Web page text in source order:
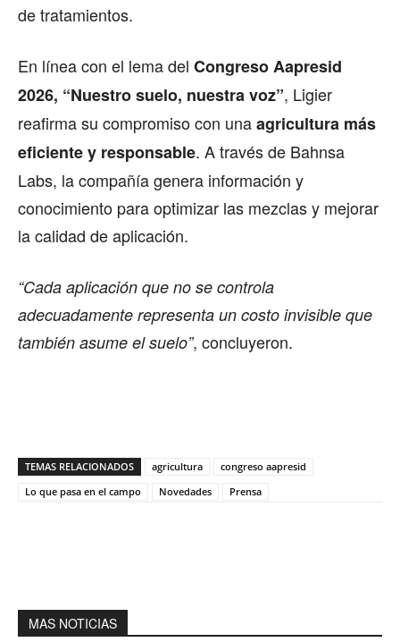
de tratamientos.
En línea con el lema del Congreso Aapresid
2026, “Nuestro suelo, nuestra voz”, Ligier
reafirma su compromiso con unaagricultura más
eficiente y responsable. A través de Bahnsa
Labs, la compañía genera información y
conocimiento para optimizar las mezclas y mejorar
la calidad de aplicación.
“Cada aplicación que no se controla
adecuadamente representa un costo invisible que
también asume el suelo”, concluyeron.
TEMAS RELACIONADOS agricultura
congreso aapresid
Lo que pasa en el campo
Novedades Prensa
MAS NOTICIAS